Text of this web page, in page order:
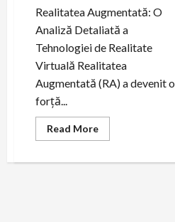
Realitatea Augmentată: O
Analiză Detaliată a
Tehnologiei de Realitate
Virtuală Realitatea
Augmentată (RA) a devenit o
forță...
Read MoreRead
more
Augmentată